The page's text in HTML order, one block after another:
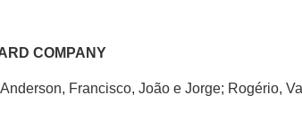
COMPANY
Francisco, João e Jorge; Rogério,